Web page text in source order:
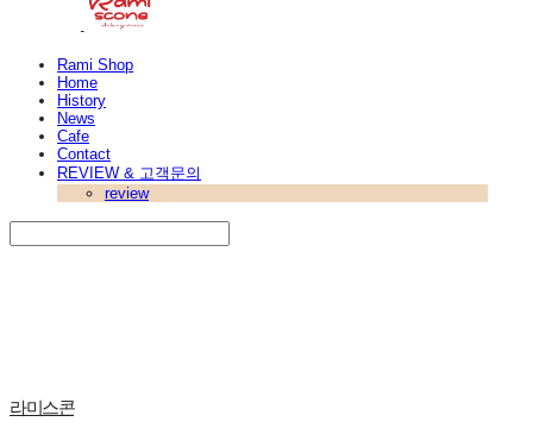
Rami Shop
Home
History
News
Cafe
Contact
REVIEW & 고객문의
review
라미스콘